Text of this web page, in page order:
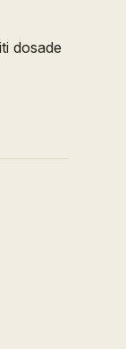
dosade